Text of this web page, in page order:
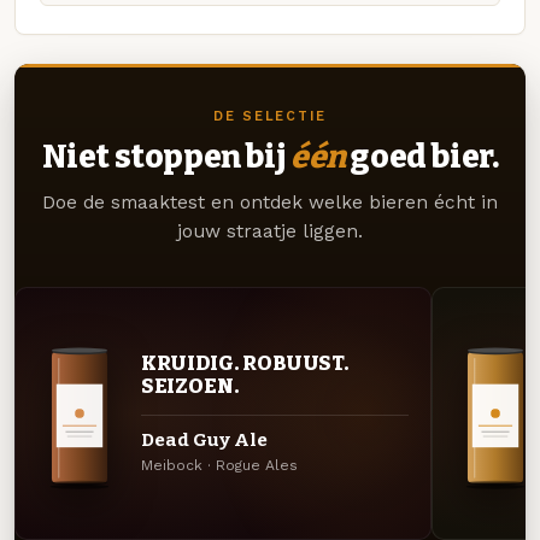
DE SELECTIE
Niet stoppen bij ééngoed bier.
Doe de smaaktest en ontdek welke bieren écht in
jouw straatje liggen.
KRUIDIG. ROBUUST.
SEIZOEN.
Dead Guy Ale
Meibock · Rogue Ales